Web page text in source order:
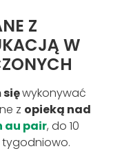
Z
W
sięwykonywać
z opieką nad
au pair, do 10
tygodniowo.